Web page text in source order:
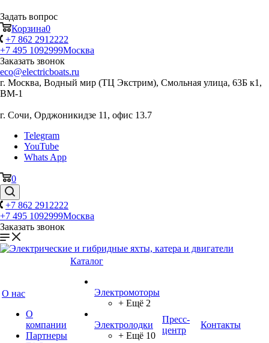
Задать вопрос
Корзина0
+7 862 2912222
+7 495 1092999Москва
Заказать звонок
eco@electricboats.ru
г. Москва, Водный мир (ТЦ Экстрим), Смольная улица, 63Б к1,
ВМ-1
г. Сочи, Орджоникидзе 11, офис 13.7
Telegram
YouTube
Whats App
0
+7 862 2912222
+7 495 1092999Москва
Заказать звонок
О нас
О
компании
Партнеры
Каталог
Электромоторы
+ Ещё 2
Электролодки
+ Ещё 10
Пресс-
центр
Контакты